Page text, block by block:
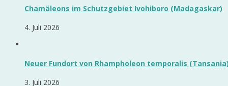
Chamäleons im Schutzgebiet Ivohiboro (Madagaskar)
4. Juli 2026
Neuer Fundort von Rhampholeon temporalis (Tansania)
3. Juli 2026